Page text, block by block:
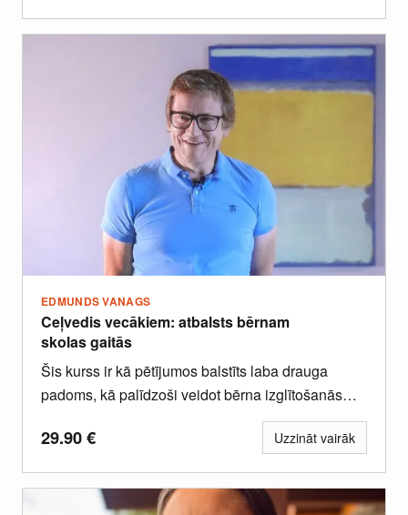
EDMUNDS VANAGS
Ceļvedis vecākiem: atbalsts bērnam
skolas gaitās
Šis kurss ir kā pētījumos balstīts laba drauga
padoms, kā palīdzoši veidot bērna izglītošanās
29.90€ Uzzināt vairāk